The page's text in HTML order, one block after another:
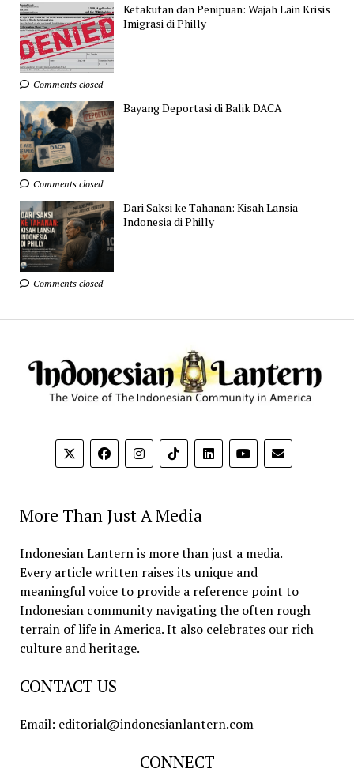
Ketakutan dan Penipuan: Wajah Lain Krisis
Imigrasi di Philly
Comments closed
Bayang Deportasi di Balik DACA
Comments closed
Dari Saksi ke Tahanan: Kisah Lansia
Indonesia di Philly
Comments closed
More Than Just A Media
Indonesian Lantern is more than just a media.
Every article written raises its unique and
meaningful voice to provide a reference point to
Indonesian community navigating the often rough
terrain of life in America. It also celebrates our rich
culture and heritage.
CONTACT US
Email: editorial@indonesianlantern.com
CONNECT